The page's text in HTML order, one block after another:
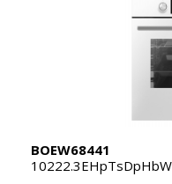
BOEW68441